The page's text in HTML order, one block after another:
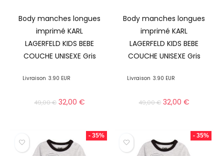
Body manches longues
imprimé KARL
LAGERFELD KIDS BEBE
COUCHE UNISEXE Gris
Livraison 3.90 EUR
49,00€ 32,00€
Body manches longues
imprimé KARL
LAGERFELD KIDS BEBE
COUCHE UNISEXE Gris
Livraison 3.90 EUR
49,00€ 32,00€
- 35% - 35%